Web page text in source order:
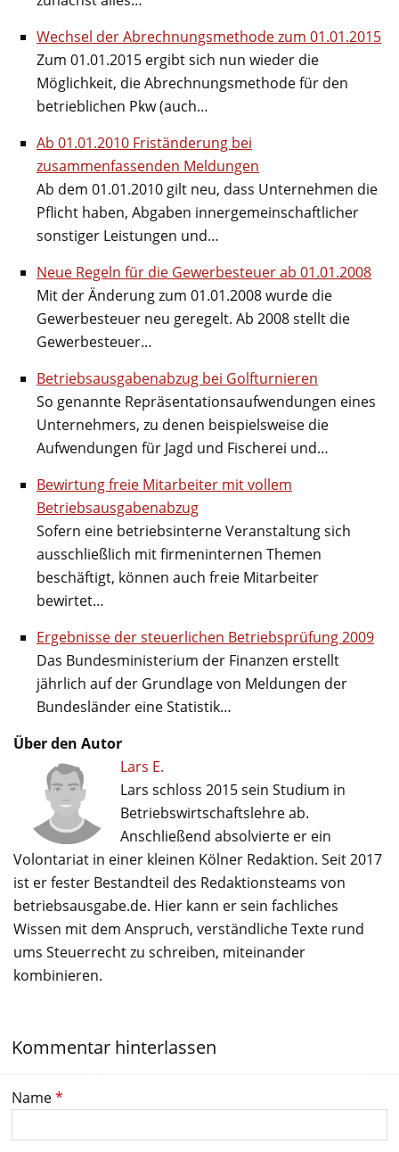
Wechsel der Abrechnungsmethode zum 01.01.2015
Zum 01.01.2015 ergibt sich nun wieder die
Möglichkeit, die Abrechnungsmethode für den
betrieblichen Pkw (auch…
Ab 01.01.2010 Friständerung bei
zusammenfassenden Meldungen
Ab dem 01.01.2010 gilt neu, dass Unternehmen die
Pflicht haben, Abgaben innergemeinschaftlicher
sonstiger Leistungen und…
Neue Regeln für die Gewerbesteuer ab 01.01.2008
Mit der Änderung zum 01.01.2008 wurde die
Gewerbesteuer neu geregelt. Ab 2008 stellt die
Gewerbesteuer…
Betriebsausgabenabzug bei Golfturnieren
So genannte Repräsentationsaufwendungen eines
Unternehmers, zu denen beispielsweise die
Aufwendungen für Jagd und Fischerei und…
Bewirtung freie Mitarbeiter mit vollem
Betriebsausgabenabzug
Sofern eine betriebsinterne Veranstaltung sich
ausschließlich mit firmeninternen Themen
beschäftigt, können auch freie Mitarbeiter
bewirtet…
Ergebnisse der steuerlichen Betriebsprüfung 2009
Das Bundesministerium der Finanzen erstellt
jährlich auf der Grundlage von Meldungen der
Bundesländer eine Statistik…
Über den Autor
Lars E.
Lars schloss 2015 sein Studium in
Betriebswirtschaftslehre ab.
Anschließend absolvierte er ein
Volontariat in einer kleinen Kölner Redaktion. Seit 2017
ist er fester Bestandteil des Redaktionsteams von
betriebsausgabe.de. Hier kann er sein fachliches
Wissen mit dem Anspruch, verständliche Texte rund
ums Steuerrecht zu schreiben, miteinander
kombinieren.
Kommentar hinterlassen
Name*